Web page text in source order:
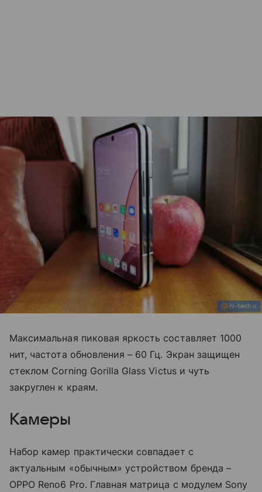
Максимальная пиковая яркость составляет 1000
нит, частота обновления – 60 Гц. Экран защищен
стеклом Corning Gorilla Glass Victus и чуть
закруглен к краям.
Камеры
Набор камер практически совпадает с
актуальным «обычным» устройством бренда –
OPPO Reno6 Pro. Главная матрица с модулем Sony